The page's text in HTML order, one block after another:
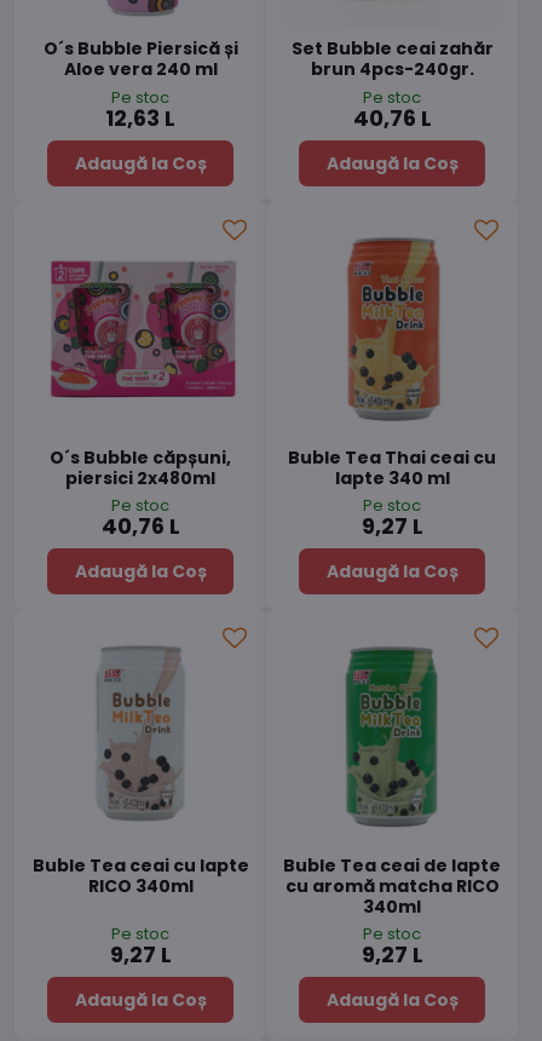
O´s Bubble Piersică și
Aloe vera 240 ml
Pe stoc
12,63 L
Adaugă la Coș
Set Bubble ceai zahăr
brun 4pcs-240gr.
Pe stoc
40,76 L
Adaugă la Coș
O´s Bubble căpșuni,
piersici 2x480ml
Pe stoc
40,76 L
Adaugă la Coș
Buble Tea Thai ceai cu
lapte 340 ml
Pe stoc
9,27 L
Adaugă la Coș
Buble Tea ceai cu lapte
RICO 340ml
Pe stoc
9,27 L
Adaugă la Coș
Buble Tea ceai de lapte
cu aromă matcha RICO
340ml
Pe stoc
9,27 L
Adaugă la Coș